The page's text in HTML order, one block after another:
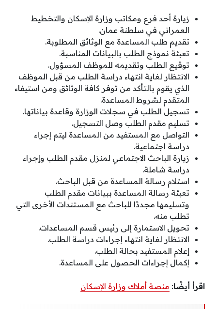
زيارة أحد فرع ومكاتب وزارة الإسكان والتخطيط
العمراني في سلطنة عمان.
تقديم طلب المساعدة مع الوثائق المطلوبة.
تعبئة نموذج الطلب بالبيانات المناسبة.
توقيع الطلب وتقديمه للموظف المسؤول.
الانتظار لغاية انتهاء دراسة الطلب من قبل الموظف
الذي يقوم بالتأكد من توفر كافة الوثائق ومن استيفاء
المتقدم لشروط المساعدة.
تسجيل الطلب في سجلات الوزارة وقاعدة بياناتها.
تسليم مقدم الطلب وصل التسجيل.
التواصل مع المستفيد من المساعدة ليتم إجراء
دراسة اجتماعية.
زيارة الباحث الاجتماعي لمنزل مقدم الطلب وإجراء
دراسة شاملة.
استلام رسالة المساعدة من قبل الباحث.
تعبئة رسالة المساعدة ببيانات مقدم الطلب
وتسليمها مجددًا للباحث مع المستندات الأخرى التي
تطلب منه.
تحويل الاستمارة إلى رئيس قسم المساعدات.
الانتظار لغاية انتهاء إجراءات دراسة الطلب.
إعلام المستفيد بحالة الطلب.
إكمال إجراءات الحصول على المساعدة.
اقرأ أيضًا: منصة أملاك وزارة الإسكان